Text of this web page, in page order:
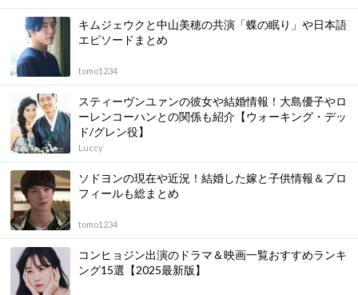
キムジェウクと中山美穂の共演「蝶の眠り」や日本語
エピソードまとめ
tomo1234
スティーヴンユァンの彼女や結婚情報！大島優子やロ
ーレンコーハンとの関係も紹介【ウォーキング・デッ
ド/グレン役】
Luccy
ソドヨンの現在や近況！結婚した嫁と子供情報＆プロ
フィールも総まとめ
tomo1234
コンヒョジン出演のドラマ＆映画一覧おすすめランキ
ング15選【2025最新版】